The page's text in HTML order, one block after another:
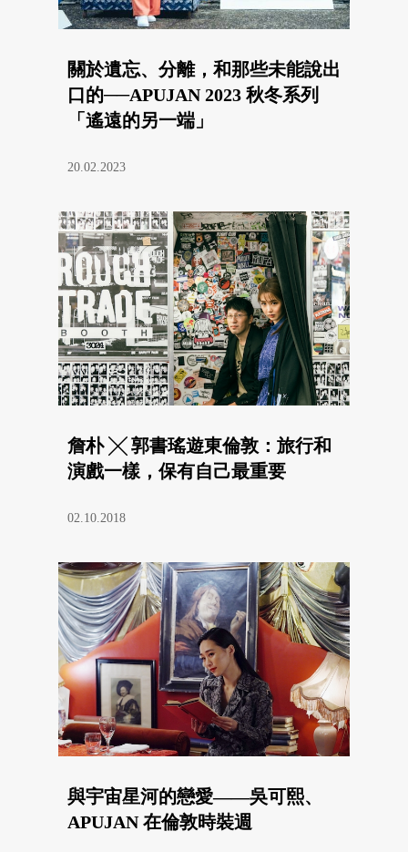
關於遺忘、分離，和那些未能說出
口的──APUJAN 2023 秋冬系列
「遙遠的另一端」
20.02.2023
詹朴 ╳ 郭書瑤遊東倫敦：旅行和
演戲一樣，保有自己最重要
02.10.2018
與宇宙星河的戀愛——吳可熙、
APUJAN 在倫敦時裝週